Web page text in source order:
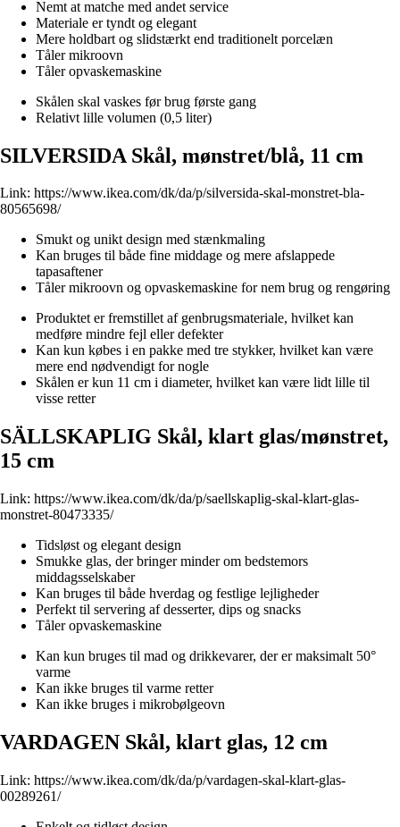
Nemt at matche med andet service
Materiale er tyndt og elegant
Mere holdbart og slidstærkt end traditionelt porcelæn
Tåler mikroovn
Tåler opvaskemaskine
Skålen skal vaskes før brug første gang
Relativt lille volumen (0,5 liter)
SILVERSIDA Skål, mønstret/blå, 11 cm
Link: https://www.ikea.com/dk/da/p/silversida-skal-monstret-bla-
80565698/
Smukt og unikt design med stænkmaling
Kan bruges til både fine middage og mere afslappede
tapasaftener
Tåler mikroovn og opvaskemaskine for nem brug og rengøring
Produktet er fremstillet af genbrugsmateriale, hvilket kan
medføre mindre fejl eller defekter
Kan kun købes i en pakke med tre stykker, hvilket kan være
mere end nødvendigt for nogle
Skålen er kun 11 cm i diameter, hvilket kan være lidt lille til
visse retter
SÄLLSKAPLIG Skål, klart glas/mønstret,
15 cm
Link: https://www.ikea.com/dk/da/p/saellskaplig-skal-klart-glas-
monstret-80473335/
Tidsløst og elegant design
Smukke glas, der bringer minder om bedstemors
middagsselskaber
Kan bruges til både hverdag og festlige lejligheder
Perfekt til servering af desserter, dips og snacks
Tåler opvaskemaskine
Kan kun bruges til mad og drikkevarer, der er maksimalt 50°
varme
Kan ikke bruges til varme retter
Kan ikke bruges i mikrobølgeovn
VARDAGEN Skål, klart glas, 12 cm
Link: https://www.ikea.com/dk/da/p/vardagen-skal-klart-glas-
00289261/